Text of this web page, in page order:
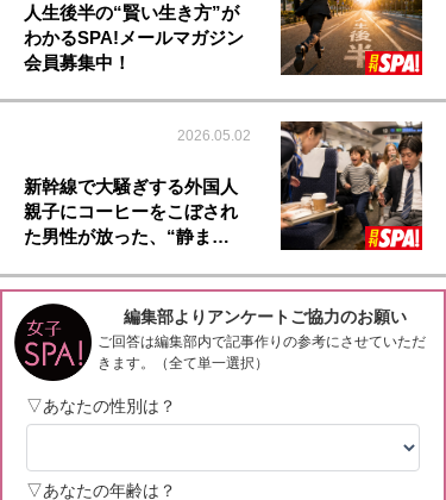
人生後半の“賢い生き方”が
わかるSPA!メールマガジン
会員募集中！
2026.05.02
新幹線で大騒ぎする外国人
親子にコーヒーをこぼされ
た男性が放った、“静ま…